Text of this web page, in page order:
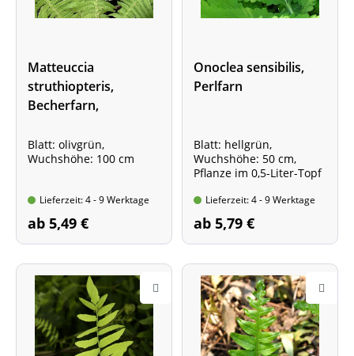
Matteuccia
struthiopteris,
Becherfarn,
Trichterfarn
Blatt: olivgrün,
Wuchshöhe: 100 cm
Lieferzeit: 4 - 9 Werktage
ab 5,49 €
Onoclea sensibilis,
Perlfarn
Blatt: hellgrün,
Wuchshöhe: 50 cm,
Pflanze im 0,5-Liter-Topf
Lieferzeit: 4 - 9 Werktage
ab 5,79 €